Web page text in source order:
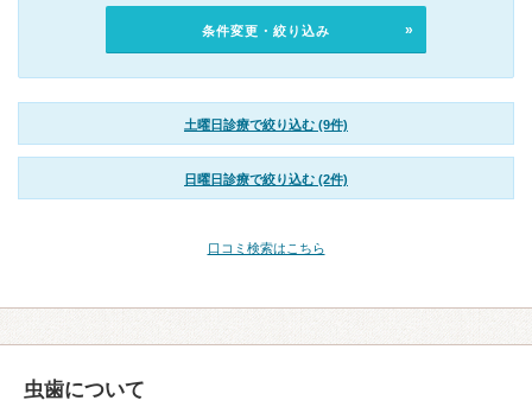
条件変更・絞り込み
土曜日診療で絞り込む (9件)
日曜日診療で絞り込む (2件)
口コミ検索はこちら
虫歯について